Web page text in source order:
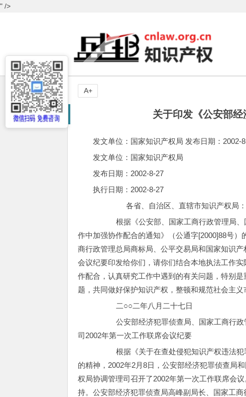
" />
关于印发《公安部
发文单位：国家知识产权局 发布日期：2002-
发文单位：国家知识产权局
发布日期：2002-8-27
执行日期：2002-8-27
各省、自治区、直辖市知识产权局：
根据《公安部、国家工商行政管理局、国
作中加强协作配合的通知》（公通字[2000]88号
商行政管理总局商标局、公平交易局和国家知识
会议纪要印发给你们，请你们结合本地执法工作
作配合，认真研究工作中遇到的有关问题，特别
题，共同做好保护知识产权，整顿和规范社会主义
二○○二年八月二十七日
公安部经济犯罪侦查局、国家工商行政管
司2002年第一次工作联席会议纪要
根据《关于在查处侵犯知识产权违法犯罪
的精神，2002年2月8日，公安部经济犯罪侦查局
权局协调管理司召开了2002年第一次工作联席会
持。公安部经济犯罪侦查局高峰副局长、国家工
A+